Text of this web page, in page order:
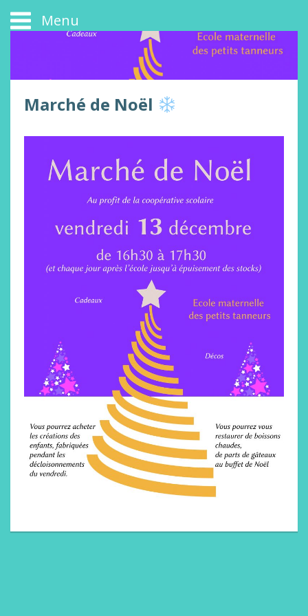
Les petits tanneurs
Blog des parents d'élèves
COVID-19
Actualités
L’école
Extra scolaire
Menu
Marché de Noël